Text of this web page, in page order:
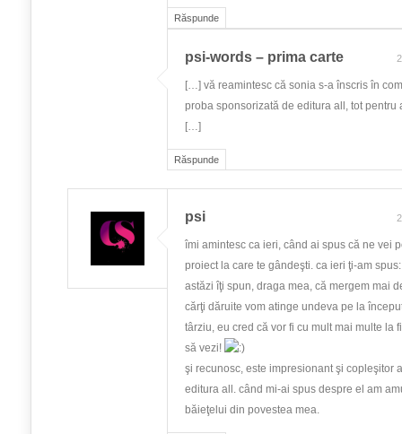
Răspunde
Răspunde
psi-words – prima carte
[…] vă reamintesc că sonia s-a înscris în
proba sponsorizată de editura all, tot pentru
[…]
psi
îmi amintesc ca ieri, când ai spus că ne vei
proiect la care te gândeşti. ca ieri ţi-am
astăzi îţi spun, draga mea, că mergem mai
cărţi dăruite vom atinge undeva pe la
târziu, eu cred că vor fi cu mult mai multe la
să vezi!
şi recunosc, este impresionant şi copleşitor
editura all. când mi-ai spus despre el am
băieţelui din povestea mea.